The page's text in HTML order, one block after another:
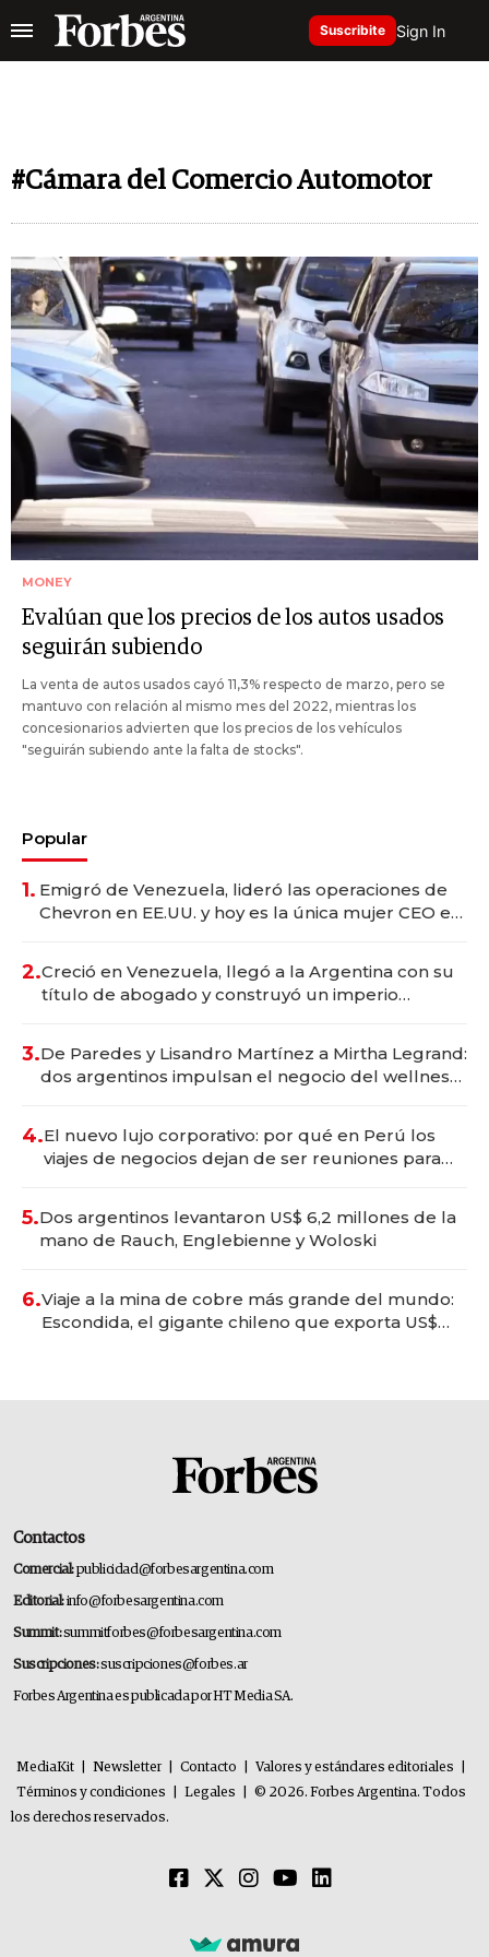
Suscribite Sign In
#Cámara del Comercio Automotor
MONEY
Evalúan que los precios de los autos usados
seguirán subiendo
La venta de autos usados cayó 11,3% respecto de marzo, pero se
mantuvo con relación al mismo mes del 2022, mientras los
concesionarios advierten que los precios de los vehículos
"seguirán subiendo ante la falta de stocks".
Popular
1. Emigró de Venezuela, lideró las operaciones de
Chevron en EE.UU. y hoy es la única mujer CEO en
2.Creció en Venezuela, llegó a la Argentina con su
título de abogado y construyó un imperio
3.De Paredes y Lisandro Martínez a Mirtha Legrand:
dos argentinos impulsan el negocio del wellness
4.El nuevo lujo corporativo: por qué en Perú los
viajes de negocios dejan de ser reuniones para
5.Dos argentinos levantaron US$ 6,2 millones de la
mano de Rauch, Englebienne y Woloski
6.Viaje a la mina de cobre más grande del mundo:
Escondida, el gigante chileno que exporta US$
Contactos
Comercial:publicidad@forbesargentina.com
Editorial:info@forbesargentina.com
Summit:summitforbes@forbesargentina.com
Suscripciones:suscripciones@forbes.ar
Forbes Argentina es publicada por HT Media SA.
MediaKit Newsletter Contacto Valores y estándares editoriales
Términos y condiciones
Legales
© 2026. Forbes Argentina. Todos
los derechos reservados.